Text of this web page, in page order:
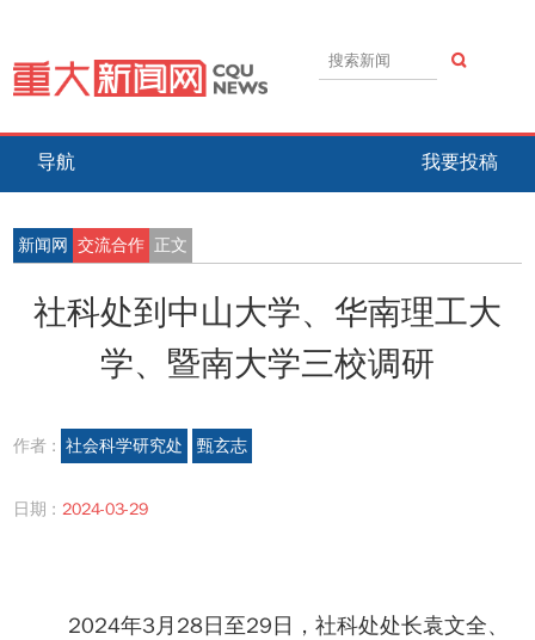
导航 我要投稿
新闻网 交流合作 正文
社科处到中山大学、华南理工大
学、暨南大学三校调研
作者 : 社会科学研究处 甄玄志
日期 : 2024-03-29
2024年3月28日至29日，社科处处长袁文全、